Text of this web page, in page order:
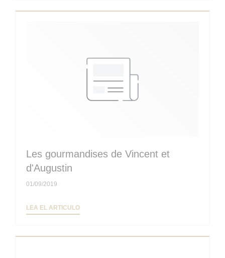
Les gourmandises de Vincent et
d'Augustin
01/09/2019
LEA EL ARTICULO((ABRE EN UNA NUEVA VENTANA))